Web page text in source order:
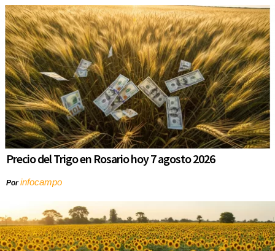
Precio del Trigo en Rosario hoy 7 agosto 2026
Porinfocampo